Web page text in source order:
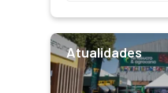
Atualidades